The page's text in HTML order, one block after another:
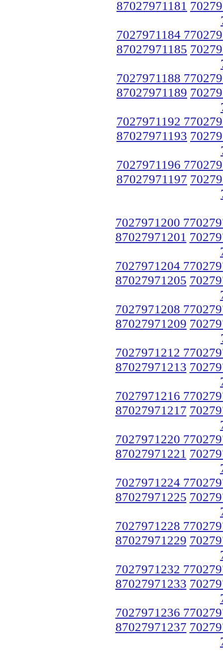
87027971181
7027971184
87027971185
7027971188
87027971189
7027971192
87027971193
7027971196
87027971197
7027971200
87027971201
7027971204
87027971205
7027971208
87027971209
7027971212
87027971213
7027971216
87027971217
7027971220
87027971221
7027971224
87027971225
7027971228
87027971229
7027971232
87027971233
7027971236
87027971237